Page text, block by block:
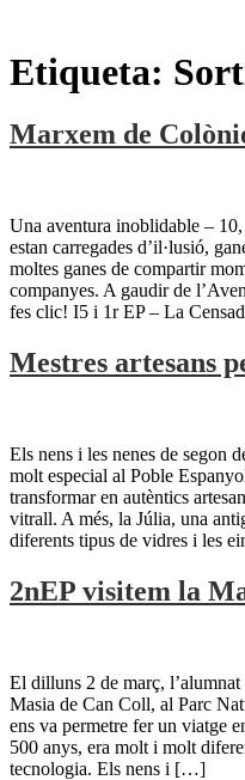
Etiqueta:
Marxem de
Una aventura inoblidable –
estan carregades d’il·lusió,
moltes ganes de compartir
companyes. A gaudir de
fes clic! I5 i 1r EP – La
Mestres artesans
Els nens i les nenes de segon
molt especial al Poble
transformar en autèntics
vitrall. A més, la Júlia, una
diferents tipus de vidres i les
2nEP visitem la
El dilluns 2 de març,
Masia de Can Coll, al Parc
ens va permetre fer un viatge
500 anys, era molt i molt
tecnologia. Els nens i […]